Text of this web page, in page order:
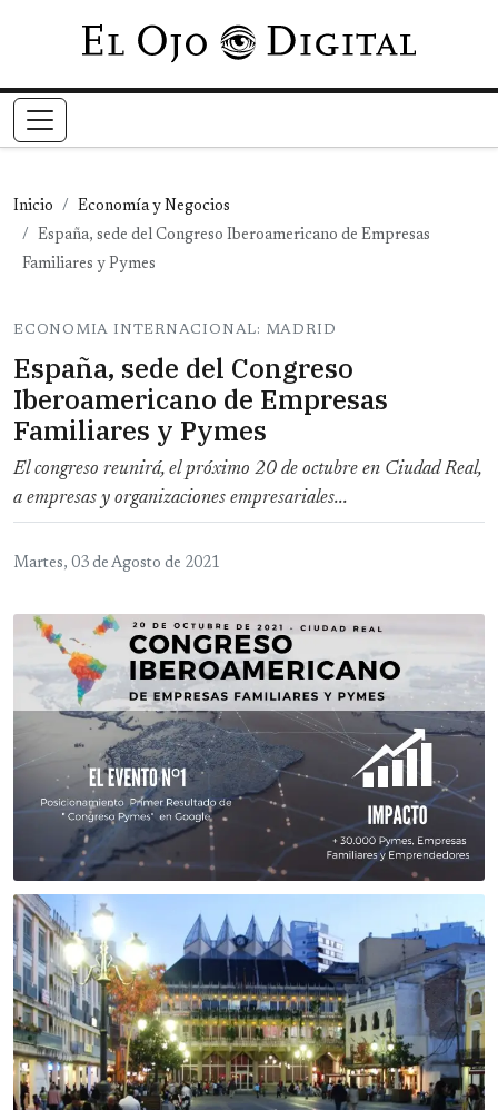
Pasar al contenido principal
Inicio
Economía y Negocios
España, sede del Congreso Iberoamericano de Empresas
Familiares y Pymes
ECONOMIA INTERNACIONAL: MADRID
España, sede del Congreso
Iberoamericano de Empresas
Familiares y Pymes
El congreso reunirá, el próximo 20 de octubre en Ciudad Real,
a empresas y organizaciones empresariales...
Martes, 03 de Agosto de 2021